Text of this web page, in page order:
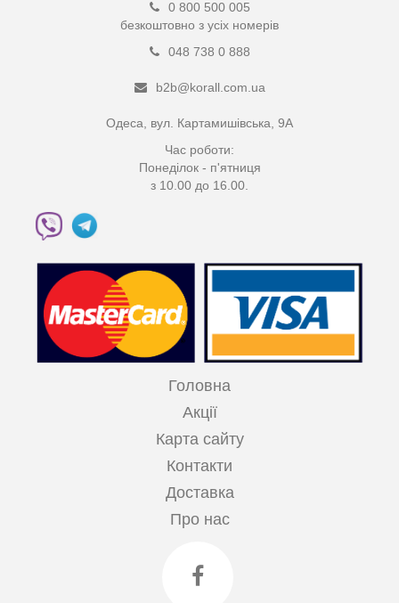
0 800 500 005
безкоштовно з усіх номерів
048 738 0 888
b2b@korall.com.ua
Одеса, вул. Картамишівська, 9А
Час роботи:
Понеділок - п'ятниця
з 10.00 до 16.00.
Головна
Акції
Карта сайту
Контакти
Доставка
Про нас